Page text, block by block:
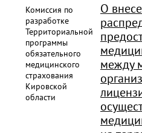
Комиссия по
разработке
Территориальной
программы
обязательного
медицинского
страхования
Кировской
области
О
между